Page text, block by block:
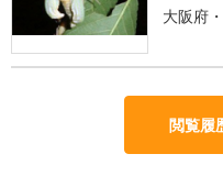
大阪府
閲覧履